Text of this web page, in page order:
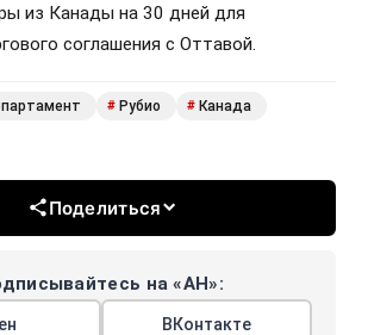
из Канады на 30 дней для
соглашения с Оттавой.
# Рубио # Канада
Поделиться
на «АН»:
ВКонтакте